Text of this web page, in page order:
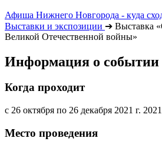
Афиша Нижнего Новгорода - куда
Выставки и экспозиции ➔ Выставка
Великой Отечественной войны»
Информация о событии
Когда проходит
с 26 октября по 26 декабря 2021 г.
Место проведения